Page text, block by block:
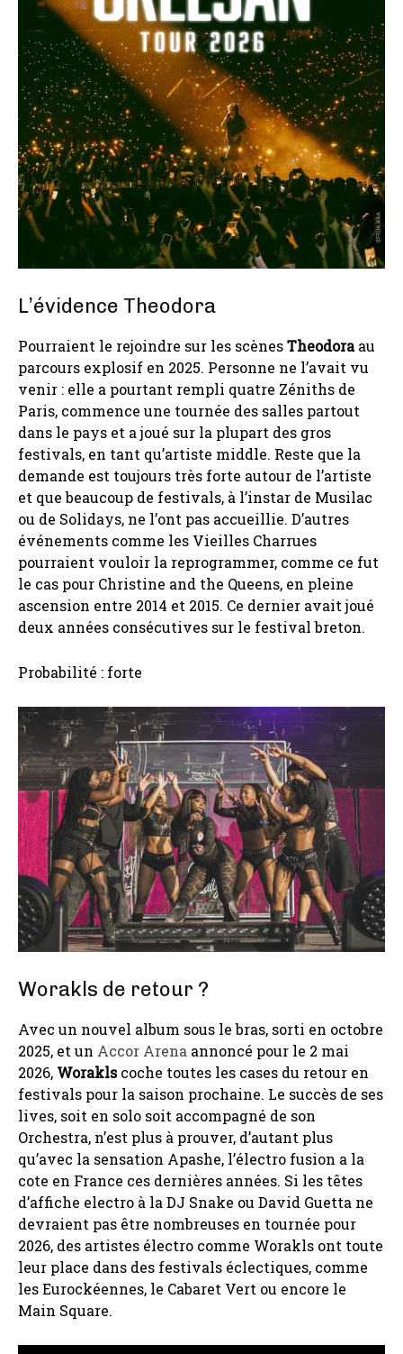
L’évidence Theodora
Pourraient le rejoindre sur les scènesTheodoraau
parcours explosif en 2025. Personne ne l’avait vu
venir : elle a pourtant rempli quatre Zéniths de
Paris, commence une tournée des salles partout
dans le pays et a joué sur la plupart des gros
festivals, en tant qu’artiste middle. Reste que la
demande est toujours très forte autour de l’artiste
et que beaucoup de festivals, à l’instar de Musilac
ou de Solidays, ne l’ont pas accueillie. D’autres
événements comme les Vieilles Charrues
pourraient vouloir la reprogrammer, comme ce fut
le cas pour Christine and the Queens, en pleine
ascension entre 2014 et 2015. Ce dernier avait joué
deux années consécutives sur le festival breton.
Probabilité : forte
Worakls de retour ?
Avec un nouvel album sous le bras, sorti en octobre
2025, et un Accor Arena annoncé pour le 2 mai
2026, Woraklscoche toutes les cases du retour en
festivals pour la saison prochaine. Le succès de ses
lives, soit en solo soit accompagné de son
Orchestra, n’est plus à prouver, d’autant plus
qu’avec la sensation Apashe, l’électro fusion a la
cote en France ces dernières années. Si les têtes
d’affiche electro à la DJ Snake ou David Guetta ne
devraient pas être nombreuses en tournée pour
2026, des artistes électro comme Worakls ont toute
leur place dans des festivals éclectiques, comme
les Eurockéennes, le Cabaret Vert ou encore le
Main Square.